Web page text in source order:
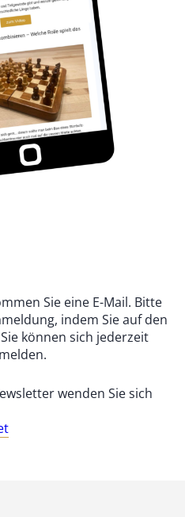
Sie eine E-Mail. Bitte
indem Sie auf den
können sich jederzeit
wenden Sie sich